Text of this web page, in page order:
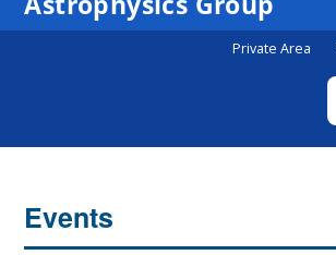
Private Area
Events